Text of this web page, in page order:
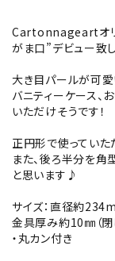
Cartonnageartオ
がま口”デビュー致し
大き目パールが可愛
バニティーケース、
いただけそうです！
正円形で使っていた
また、後ろ半分を
と思います♪
サイズ：直径約
金具厚み約10㎜（閉
・丸カン付き